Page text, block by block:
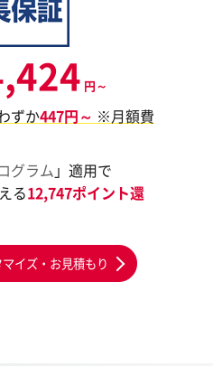
円～
ずか447円～ ※月額費
グラム 」適用で
る12,747ポイント還
イズ・お見積もり